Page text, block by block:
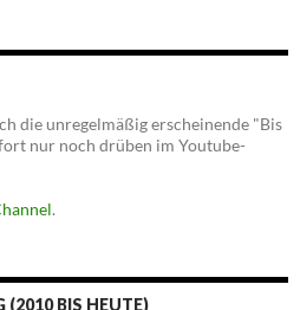
die unregelmäßig erscheinende "Bis
nur noch drüben im Youtube-
.
(2010 BIS HEUTE)